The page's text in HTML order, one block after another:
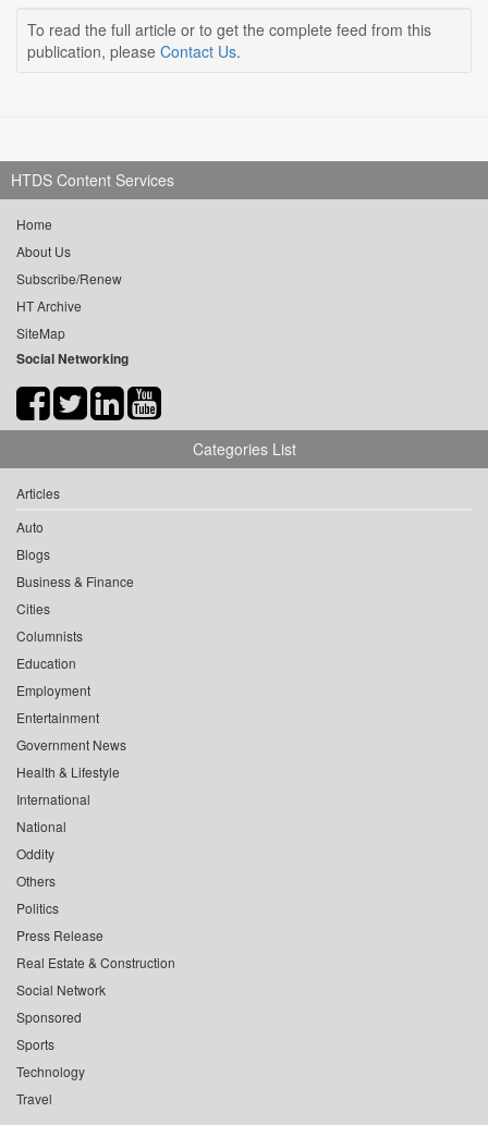
To read the full article or to get the complete feed from this
publication, please Contact Us.
HTDS Content Services
Home
About Us
Subscribe/Renew
HT Archive
SiteMap
Social Networking
Categories List
Articles
Auto
Blogs
Business & Finance
Cities
Columnists
Education
Employment
Entertainment
Government News
Health & Lifestyle
International
National
Oddity
Others
Politics
Press Release
Real Estate & Construction
Social Network
Sponsored
Sports
Technology
Travel